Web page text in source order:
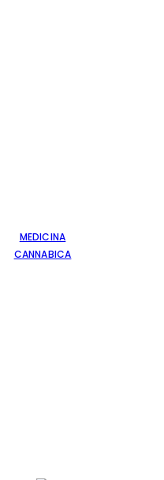
MEDICINA
CANNABICA